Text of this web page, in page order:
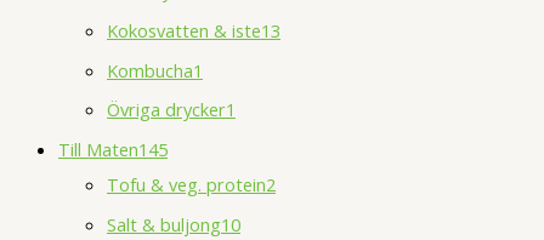
Kokosvatten & iste13
Kombucha1
Övriga drycker1
Till Maten145
Tofu & veg. protein2
Salt & buljong10